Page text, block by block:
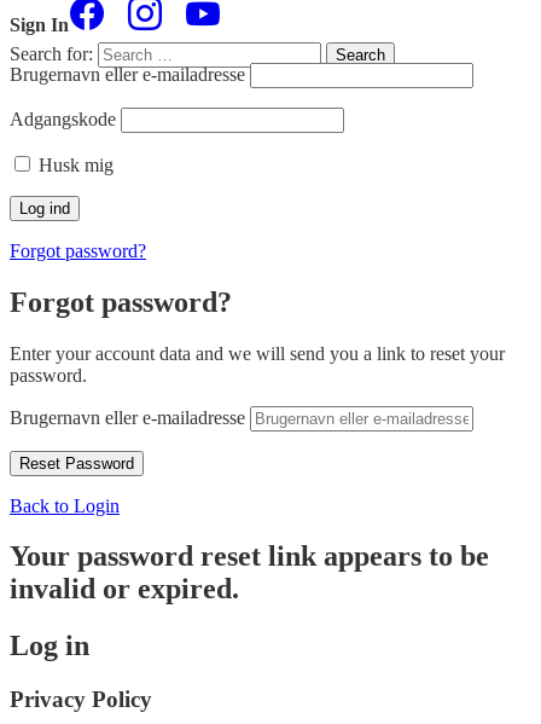
Search for: Search
Sign In
Brugernavn eller e-mailadresse
Adgangskode
Husk mig
Forgot password?
Forgot password?
Enter your account data and we will send you a link to reset your
password.
Brugernavn eller e-mailadresse
Back to Login
Your password reset link appears to be
invalid or expired.
Log in
Privacy Policy